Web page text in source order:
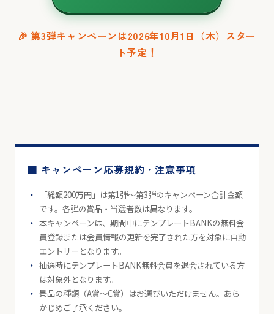
🎉 第3弾キャンペーンは2026年10月1日（木）スター
ト予定！
■ キャンペーン応募規約・注意事項
「総額200万円」は第1弾〜第3弾のキャンペーン合計金額
です。各弾の賞品・当選者数は異なります。
本キャンペーンは、期間中にテンプレートBANKの無料会
員登録または会員情報の更新を完了された方を対象に自動
エントリーとなります。
抽選時にテンプレートBANK無料会員を退会されている方
は対象外となります。
景品の種類（A賞〜C賞）はお選びいただけません。あら
かじめご了承ください。